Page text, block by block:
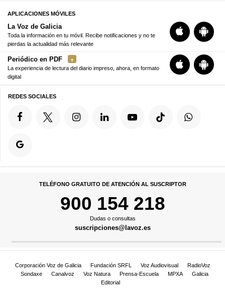
APLICACIONES MÓVILES
La Voz de Galicia
Toda la información en tu móvil. Recibe notificaciones y no te
pierdas la actualidad más relevante
Periódico en PDF
La experiencia de lectura del diario impreso, ahora, en formato
digital
REDES SOCIALES
TELÉFONO GRATUITO DE ATENCIÓN AL SUSCRIPTOR
900 154 218
Dudas o consultas
suscripciones@lavoz.es
Corporación Voz de Galicia Fundación SRFL Voz Audiovisual
RadioVoz
Sondaxe
Canalvoz Voz Natura Prensa-Escuela MPXA
Galicia
Editorial